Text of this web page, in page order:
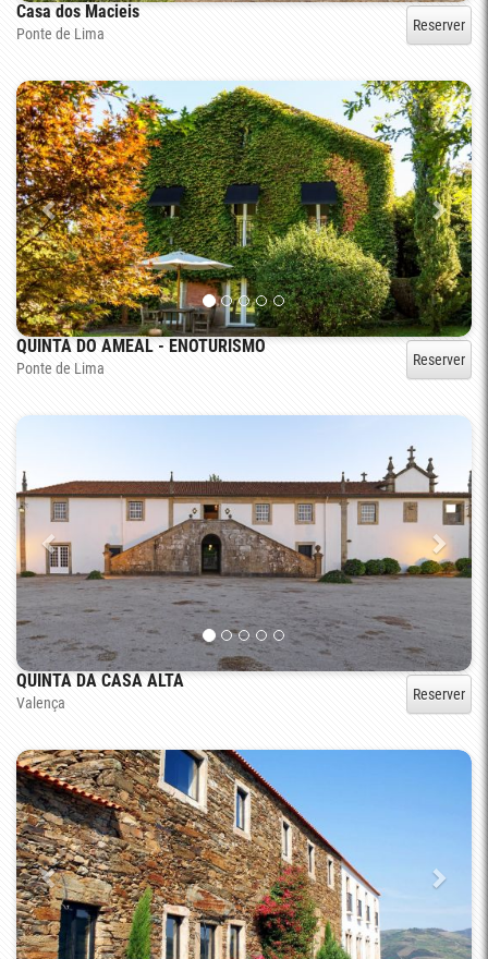
Casa dos Macieis
Ponte de Lima Reserver
QUINTA DO AMEAL - ENOTURISMO
Ponte de Lima Reserver
QUINTA DA CASA ALTA
Valença Reserver